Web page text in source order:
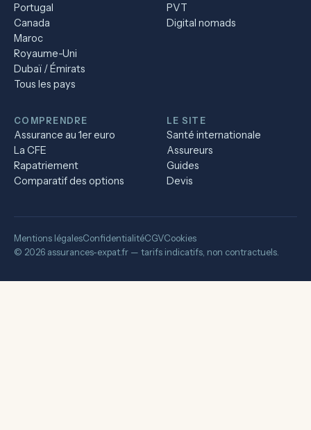
Portugal
Canada
Maroc
Royaume-Uni
Dubaï / Émirats
Tous les pays
PVT
Digital nomads
COMPRENDRE
Assurance au 1er euro
La CFE
Rapatriement
Comparatif des options
LE SITE
Santé internationale
Assureurs
Guides
Devis
Mentions légalesConfidentialitéCGVCookies
© 2026 assurances-expat.fr — tarifs indicatifs, non contractuels.